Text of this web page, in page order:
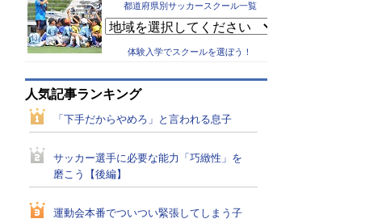
都道府県別サッカースクール一覧
体験入学でスクールを選ぼう！
人気記事ランキング
「下手だからやめろ」と言われる息子
サッカー選手に必要な能力「巧緻性」を
磨こう【後編】
運動会本番でついつい緊張してしまう子